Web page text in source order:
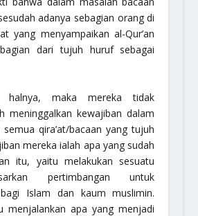
adanya sebagian orang di
yang menyampaikan al-Qur’an
dari tujuh huruf sebagai
halnya, maka mereka tidak
meninggalkan kewajiban dalam
qira’at/bacaan yang tujuh
mereka ialah apa yang sudah
itu, yaitu melakukan sesuatu
pertimbangan untuk
Islam dan kaum muslimin.
menjalankan apa yang menjadi